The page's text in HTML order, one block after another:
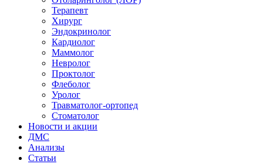
Терапевт
Хирург
Эндокринолог
Кардиолог
Маммолог
Невролог
Проктолог
Флеболог
Уролог
Травматолог-ортопед
Стоматолог
Новости и акции
ДМС
Анализы
Статьи